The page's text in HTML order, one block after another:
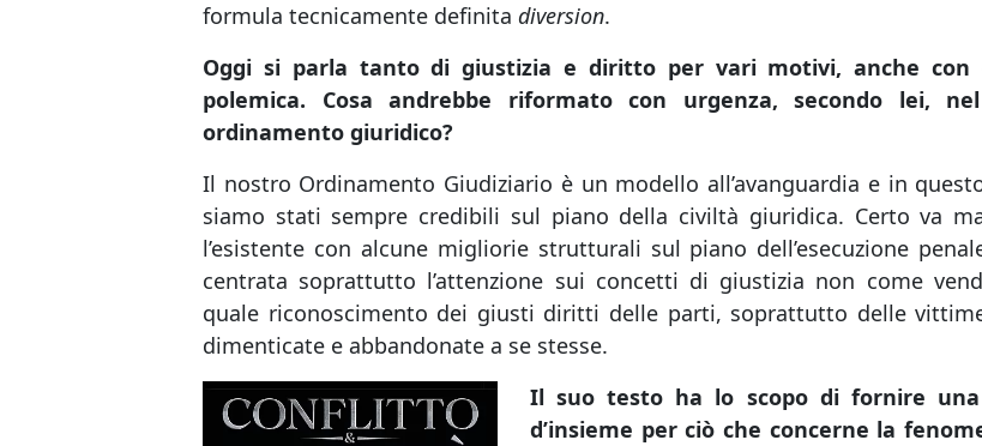
formula tecnicamente definita diversion.
Oggi si parla tanto di giustizia e diritto per vari motivi, anche con
polemica. Cosa andrebbe riformato con urgenza, secondo lei,
ordinamento giuridico?
Il nostro Ordinamento Giudiziario è un modello all’avanguardia e in
siamo stati sempre credibili sul piano della civiltà giuridica. Certo va
l’esistente con alcune migliorie strutturali sul piano dell’esecuzione
centrata soprattutto l’attenzione sui concetti di giustizia non come
quale riconoscimento dei giusti diritti delle parti, soprattutto delle
dimenticate e abbandonate a se stesse.
Il suo testo ha lo scopo di fornire una
d’insieme per ciò che concerne la